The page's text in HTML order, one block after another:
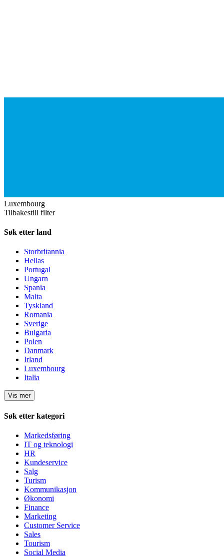
Luxembourg
Tilbakestill filter
Søk etter land
Storbritannia
Hellas
Portugal
Ungarn
Spania
Malta
Tyskland
Romania
Sverige
Bulgaria
Polen
Danmark
Irland
Luxembourg
Italia
Vis mer
Søk etter kategori
Markedsføring
IT og teknologi
HR
Kundeservice
Salg
Turism
Kommunikasjon
Økonomi
Finance
Marketing
Customer Service
Sales
Tourism
Social Media